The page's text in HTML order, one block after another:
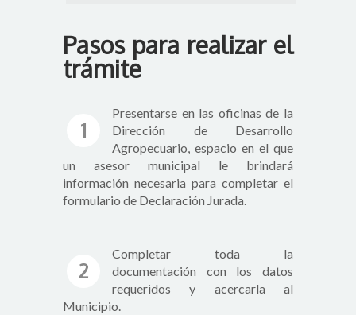
Pasos para realizar el
trámite
1
Presentarse en las oficinas de la
Dirección de Desarrollo
Agropecuario, espacio en el que
un asesor municipal le brindará
información necesaria para completar el
formulario de Declaración Jurada.
2
Completar toda la
documentación con los datos
requeridos y acercarla al
Municipio.